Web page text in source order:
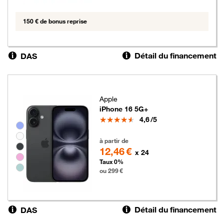
150 € de bonus reprise
DAS Détail du financement
Groupe de couleurs disponibles non sélectionnables
Apple
iPhone 16 5G+
Note
4,6/5
à partir de
12,46 € x 24
Taux 0%
ou 299 €
DAS Détail du financement